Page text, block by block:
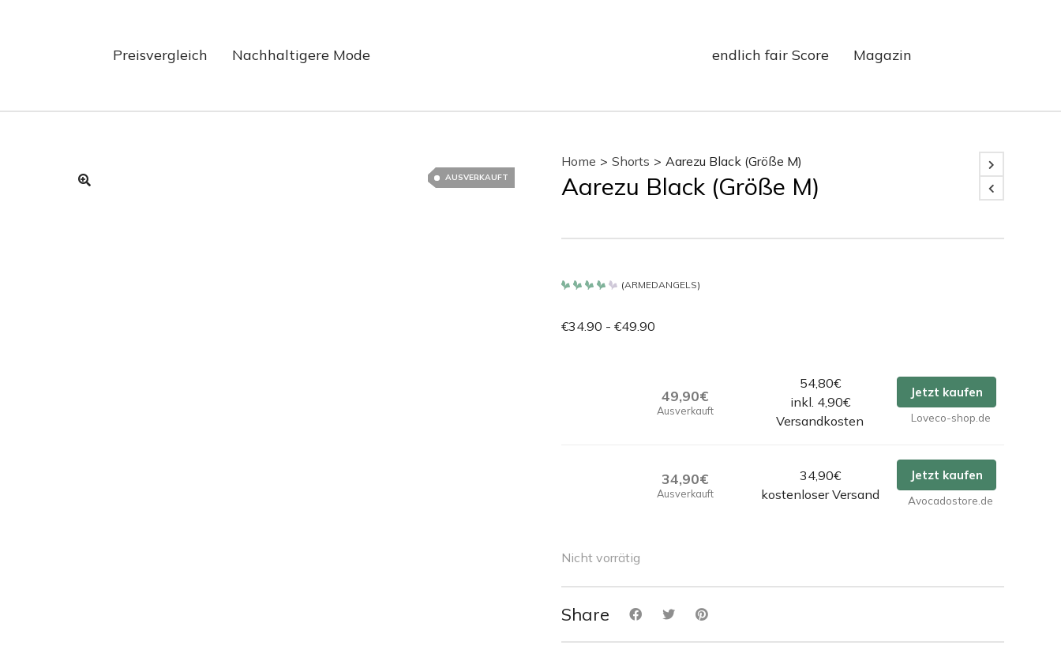
Preisvergleich Nachhaltigere Mode endlich fair Score Magazin
AUSVERKAUFT
Home > Shorts > Aarezu Black (Größe M)
Aarezu Black (Größe M)
von 5
(ARMEDANGELS)
€34.90 - €49.90
49,90€
Ausverkauft
54,80€
inkl. 4,90€
Versandkosten
Jetzt kaufen
Loveco-shop.de
34,90€
Ausverkauft
34,90€
kostenloser Versand
Jetzt kaufen
Avocadostore.de
Nicht vorrätig
Share